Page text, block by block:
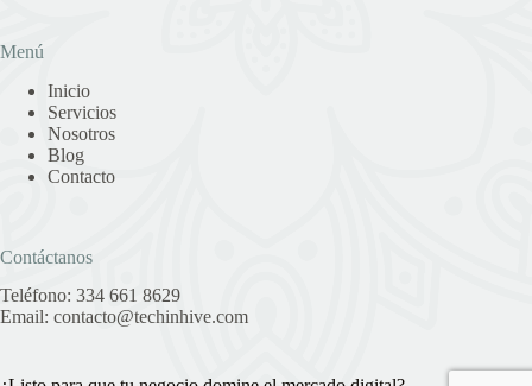
Menú
Inicio
Servicios
Nosotros
Blog
Contacto
Contáctanos
Teléfono: 334 661 8629
Email: contacto@techinhive.com